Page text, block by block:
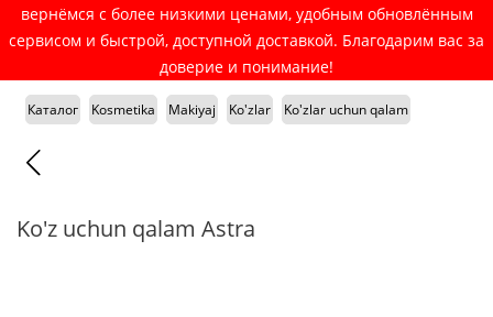
вернёмся с более низкими ценами, удобным обновлённым
сервисом и быстрой, доступной доставкой. Благодарим вас за
доверие и понимание!
Каталог Kosmetika Makiyaj Ko'zlar Ko'zlar uchun qalam
Ko'z uchun qalam Astra